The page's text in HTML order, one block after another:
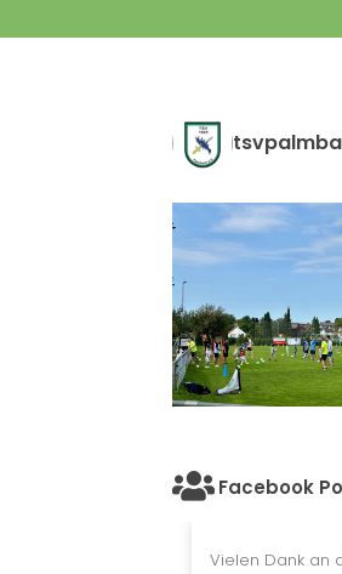
Facebook
Vielen Dank an